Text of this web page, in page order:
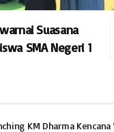
Suasana
SMA Negeri 1
KM Dharma Kencana